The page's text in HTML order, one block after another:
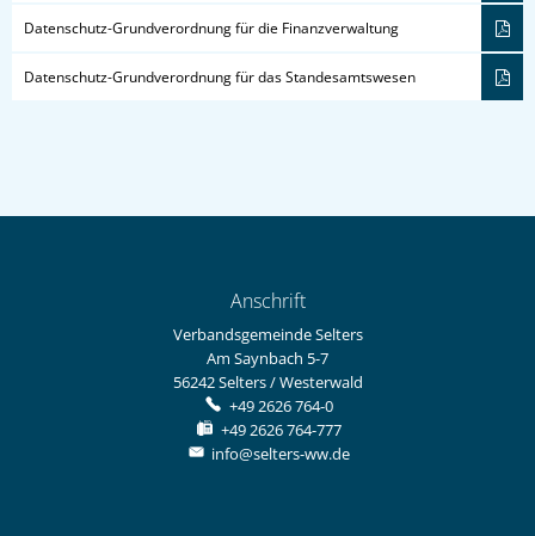
Datenschutz-Grundverordnung für die Finanzverwaltung
Datenschutz-Grundverordnung für das Standesamtswesen
Anschrift
Verbandsgemeinde Selters
Am Saynbach 5-7
56242Selters / Westerwald
+49 2626 764-0
+49 2626 764-777
info@selters-ww.de